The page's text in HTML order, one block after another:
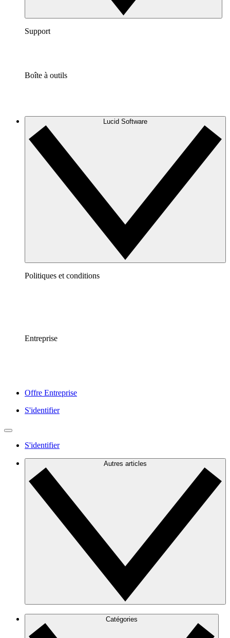
Support
Boîte à outils
Lucid Software
Politiques et conditions
Entreprise
Offre Entreprise
S'identifier
S'identifier
Autres articles
Catégories